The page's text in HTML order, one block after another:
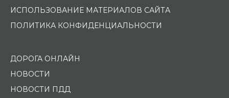
ИСПОЛЬЗОВАНИЕ МАТЕРИАЛОВ САЙТА
ПОЛИТИКА КОНФИДЕНЦИАЛЬНОСТИ
ДОРОГА ОНЛАЙН
НОВОСТИ
НОВОСТИ ПДД